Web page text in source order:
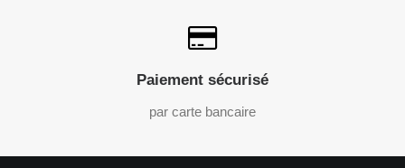
Paiement sécurisé
par carte bancaire